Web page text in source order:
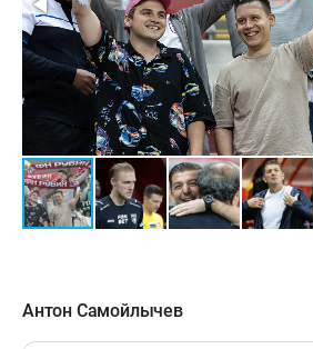
2:1 — Юкич, 65
2:2 — Фаринья, 67
2:3 — Вера, 84 (пенальти)
«Рубин»: Ставер, Кабутов
Ашурматов, Вуячич,
Антон Самойлычев